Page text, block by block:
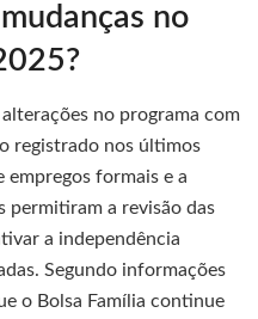
no
no programa com
registrado nos últimos
empregos formais e a
permitiram a revisão das
a independência
Segundo informações
o Bolsa Família continue